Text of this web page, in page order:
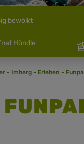
bewölkt
Hündle
- Imberg - Erleben -